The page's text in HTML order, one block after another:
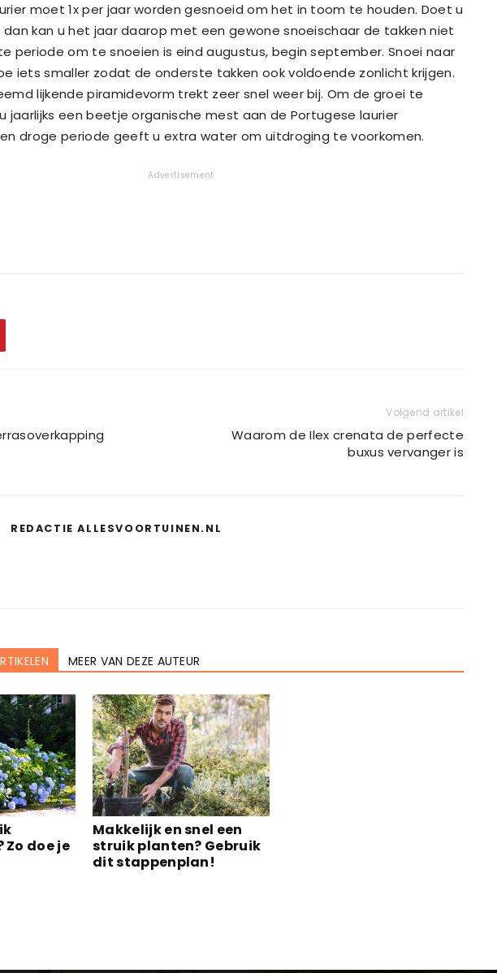
moet 1x per jaar worden gesnoeid om het in toom te houden. Doet u
kan u het jaar daarop met een gewone snoeischaar de takken niet
periode om te snoeien is eind augustus, begin september. Snoei naar
iets smaller zodat de onderste takken ook voldoende zonlicht krijgen.
lijkende piramidevorm trekt zeer snel weer bij. Om de groei te
jaarlijks een beetje organische mest aan de Portugese laurier
droge periode geeft u extra water om uitdroging te voorkomen.
Advertisement
Volgend artikel
Waarom de Ilex crenata de perfecte
buxus vervanger is
REDACTIE ALLESVOORTUINEN.NL
MEER VAN DEZE AUTEUR
Zo doe je
Makkelijk en snel een
struik planten? Gebruik
dit stappenplan!